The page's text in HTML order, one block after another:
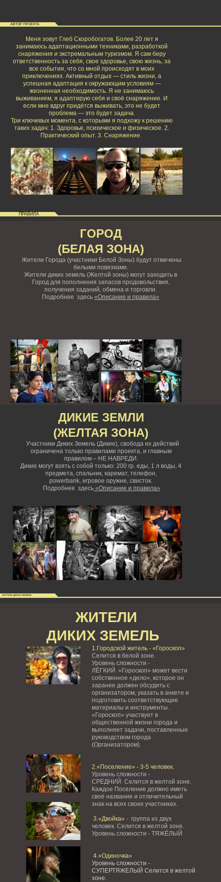
АВТОР ПРОЕКТА
Меня зовут Глеб Скоробогатов. Более 20 лет я
занимаюсь адаптационными техниками, разработкой
снаряжения и экстремальным туризмом. Я сам беру
ответственность за себя, свое здоровье, свою жизнь, за
все события, что со мной происходят в моих
приключениях. Активный отдых — стиль жизни, а
успешная адаптация к окружающим условиям —
жизненная необходимость. Я не занимаюсь
выживанием, я адаптирую себя и своё снаряжение. И
если мне вдруг придётся выживать, это не будет
проблема — это будет задача.
Три ключевых момента, с которыми я подхожу к решению
таких задач: 1. Здоровье, психическое и физическое. 2.
Практический опыт. 3. Снаряжение.
ПРАВИЛА
ГОРОД
(БЕЛАЯ ЗОНА)
Жители Города (участники Белой Зоны) будут отмечены
белыми повязками.
Жители диких земель (Желтой зоны) могут заходить в
Город для пополнения запасов продовольствия,
получения заданий, обмена и торговли.
Подробнее здесь «Описание и правила»
ДИКИЕ ЗЕМЛИ
(ЖЕЛТАЯ ЗОНА)
Участники Диких Земель (Дикие), свобода их действий
ограничена только правилами проекта, и главным
правилом – НЕ НАВРЕДИ.
Дикие могут взять с собой только: 200 гр. еды, 1 л воды, 4
предмета, спальник, каремат, телефон,
powerbank, игровое оружие, свисток.
Подробнее здесь «Описание и правила»
ЖИТЕЛИ ДИКИХ ЗЕМЕЛЬ
ЖИТЕЛИ
ДИКИХ ЗЕМЕЛЬ
1.Городской житель - «Гороскоп»
Селится в белой зоне.
Уровень сложности -
ЛЁГКИЙ «Гороскоп» может вести
собственное «дело», которое он
заранее должен обсудить с
организатором, указать в анкете и
подготовить соответствующие
материалы и инструменты.
«Гороскоп» участвует в
общественной жизни города и
выполняет задачи, поставленные
руководством города
(Организатором).
2.«Поселение» - 3-5 человек.
Уровень сложности -
СРЕДНИЙ Селится в желтой зоне.
Каждое Поселение должно иметь
своё название и отличительный
знак на всех своих участниках.
3.«Двойка» - группа из двух
человек. Селится в желтой зоне.
Уровень сложности - ТЯЖЁЛЫЙ
4.«Одиночка»
Уровень сложности -
СУПЕРТЯЖЕЛЫЙ Селится в желтой
зоне.